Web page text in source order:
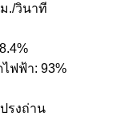
./วินาที
ฟฟ้า: 93%
รงถ่าน